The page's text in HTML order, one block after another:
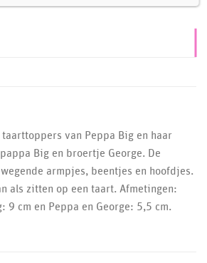
van Peppa Big en haar
Big en broertje George. De
armpjes, beentjes en hoofdjes.
als zitten op een taart. Afmetingen:
9 cm en Peppa en George: 5,5 cm.